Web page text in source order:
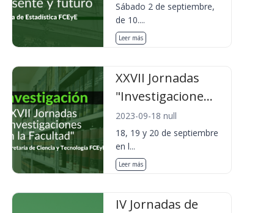
Sábado 2 de septiembre,
de 10....
Leer más
XXVII Jornadas
"Investigacione...
2023-09-18 null
18, 19 y 20 de septiembre
en l...
Leer más
IV Jornadas de